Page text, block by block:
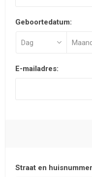
Geboortedatum:
E-mailadres:
Straat en